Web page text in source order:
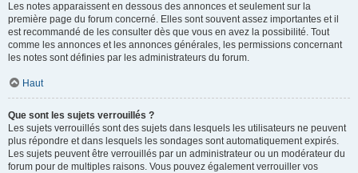
Les notes apparaissent en dessous des annonces et seulement sur la
première page du forum concerné. Elles sont souvent assez importantes et il
est recommandé de les consulter dès que vous en avez la possibilité. Tout
comme les annonces et les annonces générales, les permissions concernant
les notes sont définies par les administrateurs du forum.
Haut
Que sont les sujets verrouillés ?
Les sujets verrouillés sont des sujets dans lesquels les utilisateurs ne peuvent
plus répondre et dans lesquels les sondages sont automatiquement expirés.
Les sujets peuvent être verrouillés par un administrateur ou un modérateur du
forum pour de multiples raisons. Vous pouvez également verrouiller vos